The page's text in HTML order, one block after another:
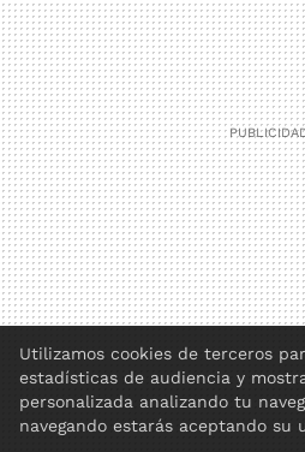
Utilizamos cookies de terceros
estadísticas de audiencia y
personalizada analizando tu
navegando estarás aceptando su